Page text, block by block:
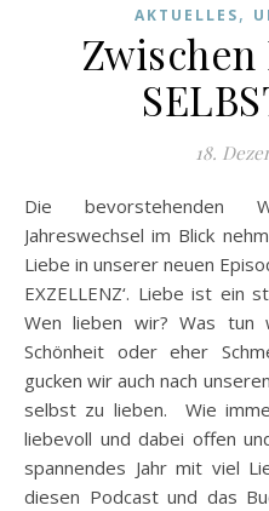
AKTUELLES,
Zwischen
18.
Die bevorstehenden Weihnachtstage und den
Jahreswechsel im Blick
Liebe in unserer neuen
EXZELLENZ‘. Liebe ist ein
Wen lieben wir? Was
Schönheit oder eher
gucken wir auch nach
selbst zu lieben. Wie
liebevoll und dabei offen
spannendes Jahr mit viel
diesen Podcast und das